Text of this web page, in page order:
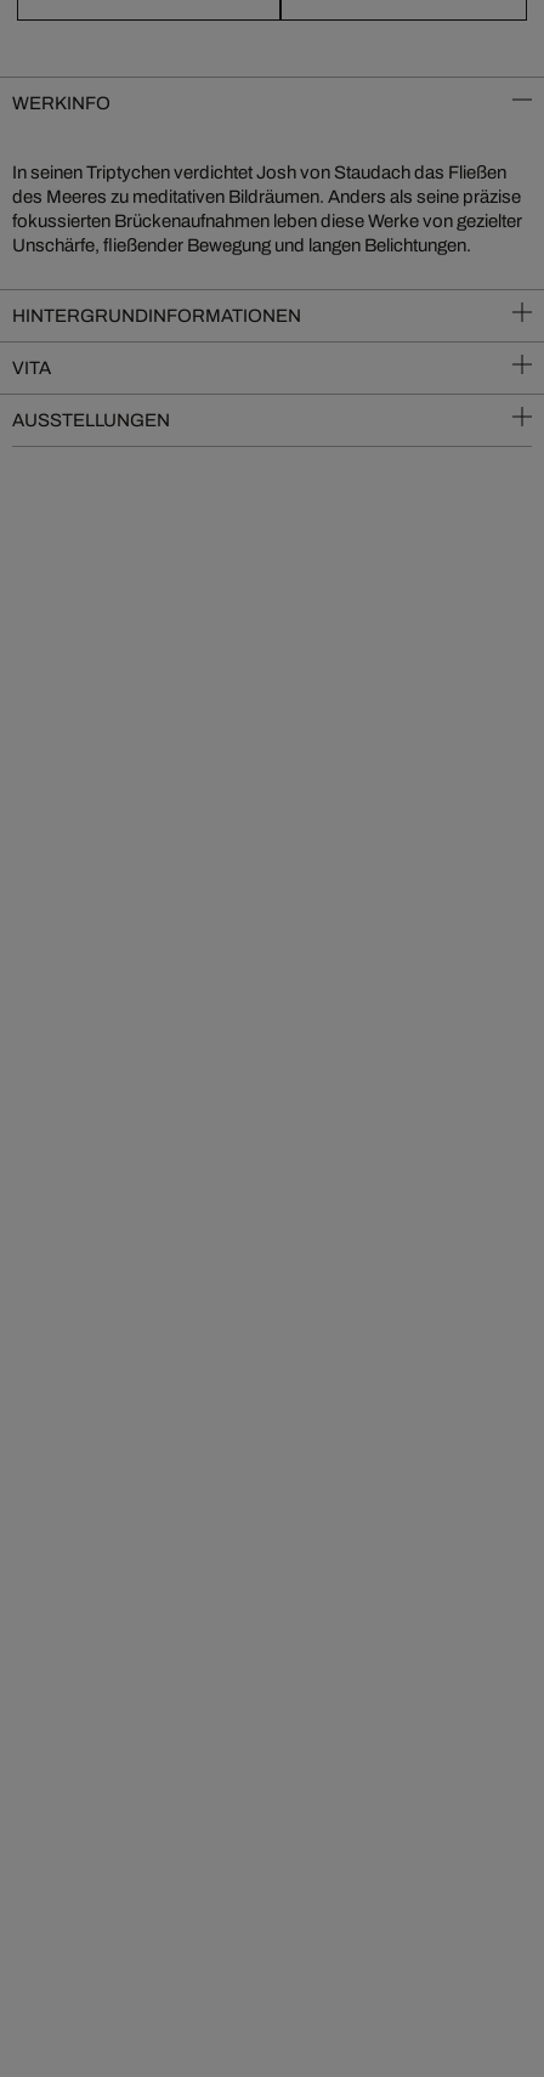
WERKINFO
In seinen Triptychen verdichtet Josh von Staudach das Fließen
des Meeres zu meditativen Bildräumen. Anders als seine präzise
fokussierten Brückenaufnahmen leben diese Werke von gezielter
Unschärfe, fließender Bewegung und langen Belichtungen.
HINTERGRUNDINFORMATIONEN
VITA
AUSSTELLUNGEN